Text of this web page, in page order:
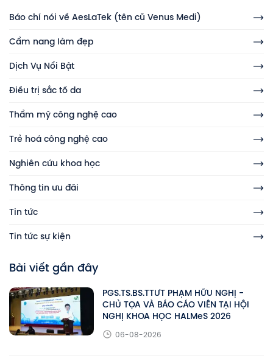
Báo chí nói về AesLaTek (tên cũ Venus Medi)
Cẩm nang làm đẹp
Dịch Vụ Nổi Bật
Điều trị sắc tố da
Thẩm mỹ công nghệ cao
Trẻ hoá công nghệ cao
Nghiên cứu khoa học
Thông tin ưu đãi
Tin tức
Tin tức sự kiện
Bài viết gần đây
PGS.TS.BS.TTƯT PHẠM HỮU NGHỊ -
CHỦ TỌA VÀ BÁO CÁO VIÊN TẠI HỘI
NGHỊ KHOA HỌC HALMeS 2026
06-08-2026